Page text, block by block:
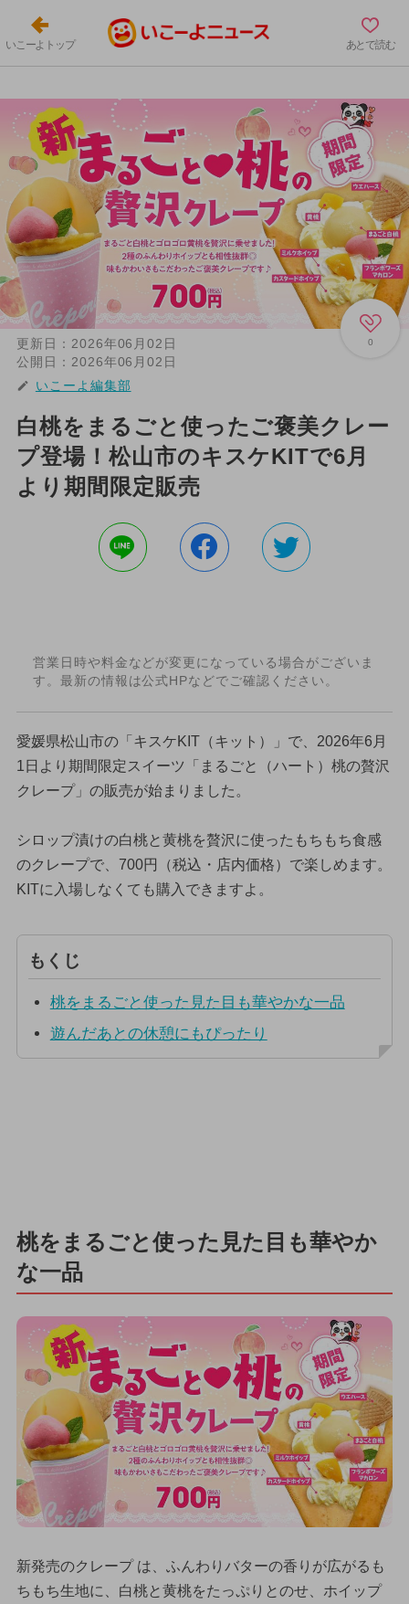
いこーよトップ あとで読む
0
更新日： 2026年06月02日
公開日： 2026年06月02日
いこーよ編集部
白桃をまるごと使ったご褒美クレー
プ登場！松山市のキスケKITで6月
より期間限定販売
営業日時や料金などが変更になっている場合がございま
す。最新の情報は公式HPなどでご確認ください。
愛媛県松山市の「キスケKIT（キット）」で、2026年6月
1日より期間限定スイーツ「まるごと（ハート）桃の贅沢
クレープ」の販売が始まりました。
シロップ漬けの白桃と黄桃を贅沢に使ったもちもち食感
のクレープで、700円（税込・店内価格）で楽しめます。
KITに入場しなくても購入できますよ。
もくじ
桃をまるごと使った見た目も華やかな一品
遊んだあとの休憩にもぴったり
桃をまるごと使った見た目も華やか
な一品
新発売のクレープ は、ふんわりバターの香りが広がるも
ちもち生地に、白桃と黄桃をたっぷりとのせ、ホイップ